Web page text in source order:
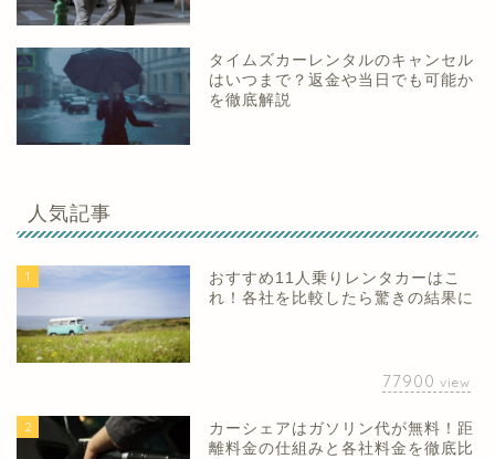
タイムズカーレンタルのキャンセル
はいつまで？返金や当日でも可能か
を徹底解説
人気記事
1
おすすめ11人乗りレンタカーはこ
れ！各社を比較したら驚きの結果に
77900 view
2
カーシェアはガソリン代が無料！距
離料金の仕組みと各社料金を徹底比